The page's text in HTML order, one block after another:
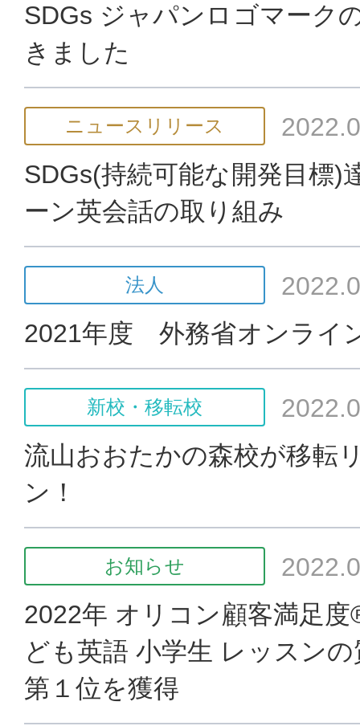
SDGs ジャパンロゴマーク
きました
ニュースリリース
SDGs(持続可能な開発目標)
ーン英会話の取り組み
法人
2021年度 外務省オンライ
新校・移転校
流山おおたかの森校が移転
ン！
お知らせ
2022年 オリコン顧客満足
ども英語 小学生 レッスン
第１位を獲得